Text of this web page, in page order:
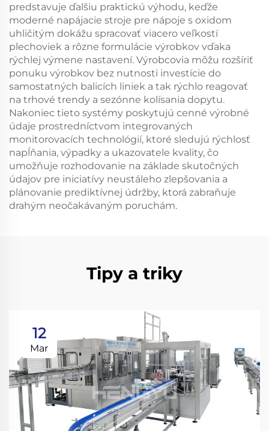
predstavuje ďalšiu praktickú výhodu, keďže
moderné napájacie stroje pre nápoje s oxidom
uhličitým dokážu spracovať viacero veľkostí
plechoviek a rôzne formulácie výrobkov vďaka
rýchlej výmene nastavení. Výrobcovia môžu rozšíriť
ponuku výrobkov bez nutnosti investície do
samostatných balicích liniek a tak rýchlo reagovať
na trhové trendy a sezónne kolísania dopytu.
Nakoniec tieto systémy poskytujú cenné výrobné
údaje prostredníctvom integrovaných
monitorovacích technológií, ktoré sledujú rýchlosť
napĺňania, výpadky a ukazovatele kvality, čo
umožňuje rozhodovanie na základe skutočných
údajov pre iniciatívy neustáleho zlepšovania a
plánovanie prediktívnej údržby, ktorá zabraňuje
drahým neočakávaným poruchám.
Tipy a triky
12
Mar